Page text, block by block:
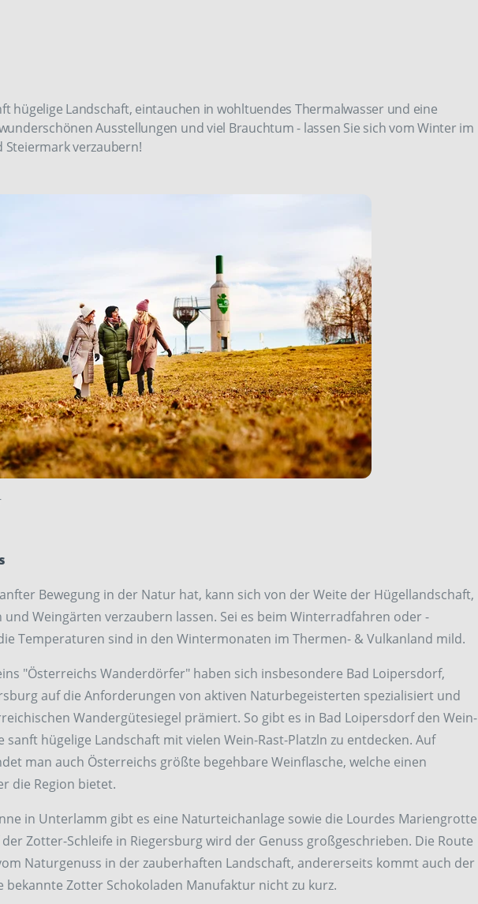
hügelige Landschaft, eintauchen in wohltuendes Thermalwasser und eine
Ausstellungen und viel Brauchtum - lassen Sie sich vom Winter im
Steiermark verzaubern!
Bewegung in der Natur hat, kann sich von der Weite der Hügellandschaft,
Weingärten verzaubern lassen. Sei es beim Winterradfahren oder -
Temperaturen sind in den Wintermonaten im Thermen- & Vulkanland mild.
"Österreichs Wanderdörfer" haben sich insbesondere Bad Loipersdorf,
auf die Anforderungen von aktiven Naturbegeisterten spezialisiert und
Wandergütesiegel prämiert. So gibt es in Bad Loipersdorf den Wein-
sanft hügelige Landschaft mit vielen Wein-Rast-Platzln zu entdecken. Auf
man auch Österreichs größte begehbare Weinflasche, welche einen
die Region bietet.
in Unterlamm gibt es eine Naturteichanlage sowie die Lourdes Mariengrotte
Zotter-Schleife in Riegersburg wird der Genuss großgeschrieben. Die Route
Naturgenuss in der zauberhaften Landschaft, andererseits kommt auch der
bekannte Zotter Schokoladen Manufaktur nicht zu kurz.